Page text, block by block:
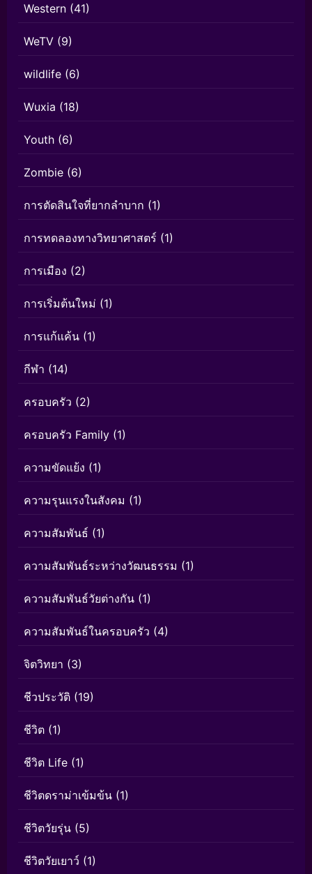
Western (41)
WeTV (9)
wildlife (6)
Wuxia (18)
Youth (6)
Zombie (6)
การตัดสินใจที่ยากลำบาก (1)
การทดลองทางวิทยาศาสตร์ (1)
การเมือง (2)
การเริ่มต้นใหม่ (1)
การแก้แค้น (1)
กีฬา (14)
ครอบครัว (2)
ครอบครัว Family (1)
ความขัดแย้ง (1)
ความรุนแรงในสังคม (1)
ความสัมพันธ์ (1)
ความสัมพันธ์ระหว่างวัฒนธรรม (1)
ความสัมพันธ์วัยต่างกัน (1)
ความสัมพันธ์ในครอบครัว (4)
จิตวิทยา (3)
ชีวประวัติ (19)
ชีวิต (1)
ชีวิต Life (1)
ชีวิตดราม่าเข้มข้น (1)
ชีวิตวัยรุ่น (5)
ชีวิตวัยเยาว์ (1)